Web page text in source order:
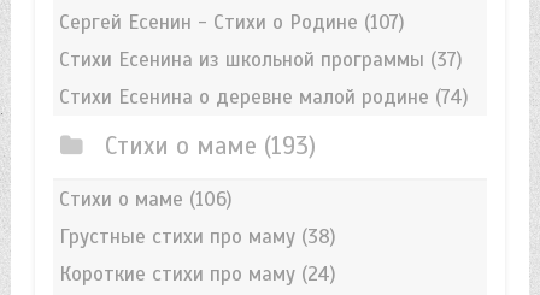
Сергей Есенин - Стихи о Родине (107)
Стихи Есенина из школьной программы (37)
Стихи Есенина о деревне малой родине (74)
Стихи о маме (193)
Стихи о маме (106)
Грустные стихи про маму(38)
Короткие стихи про маму(24)